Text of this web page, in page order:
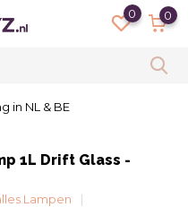
0 0
in NL & BE
1L Drift Glass -
Lampen